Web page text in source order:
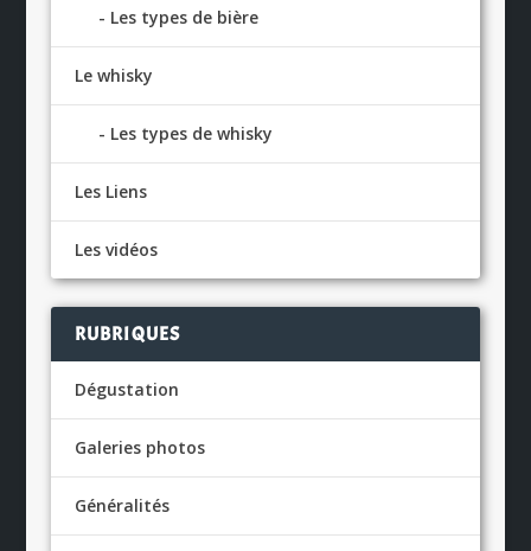
Les types de bière
Le whisky
Les types de whisky
Les Liens
Les vidéos
RUBRIQUES
Dégustation
Galeries photos
Généralités